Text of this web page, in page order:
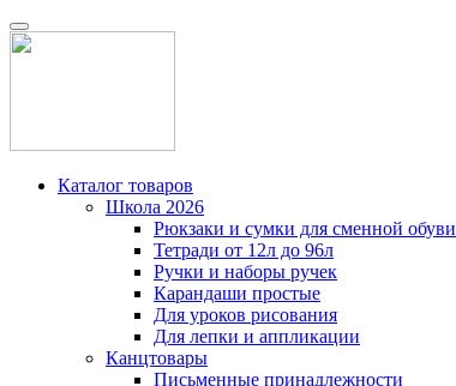
Каталог товаров
Школа 2026
Рюкзаки и сумки для сменной обуви
Тетради от 12л до 96л
Ручки и наборы ручек
Карандаши простые
Для уроков рисования
Для лепки и аппликации
Канцтовары
Письменные принадлежности